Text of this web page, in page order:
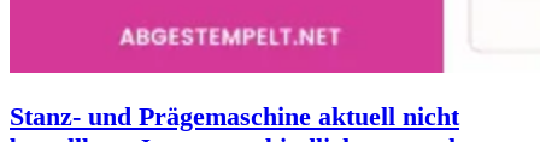
Stanz- und Prägemaschine aktuell nicht